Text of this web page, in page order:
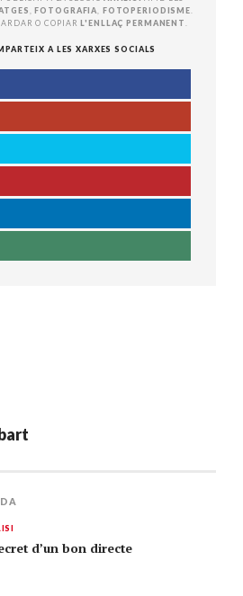
,FOTOGRAFIA FOTOPERIODISME
O COPIARL'ENLLAÇ PERMANENT
A LES XARXES SOCIALS
d’un bon directe